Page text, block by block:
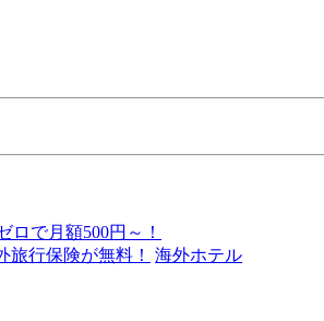
ロで月額500円～！
旅行保険が無料！ 海外ホテル